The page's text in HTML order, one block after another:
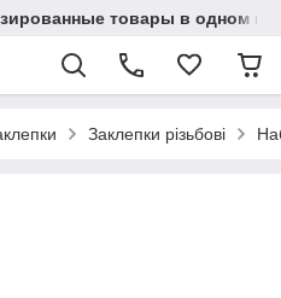
товары в одном
Заклепки різьбові